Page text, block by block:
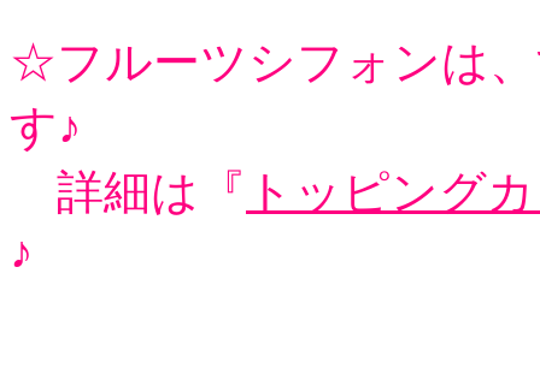
☆フルーツシフォンは
す♪
詳細は『 トッピング
♪